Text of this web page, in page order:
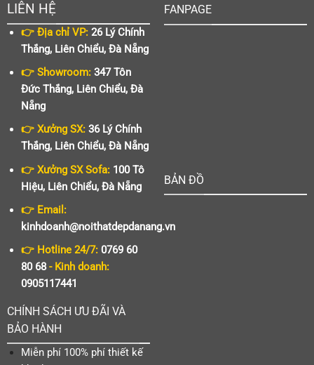
LIÊN HỆ
👉 Địa chỉ VP:26 Lý Chính
Thắng, Liên Chiểu, Đà Nẵng
👉 Showroom:347 Tôn
Đức Thắng, Liên Chiểu, Đà
Nẵng
👉 Xưởng SX:36 Lý Chính
Thắng, Liên Chiểu, Đà Nẵng
👉 Xưởng SX Sofa:100 Tô
Hiệu, Liên Chiểu, Đà Nẵng
👉 Email:
kinhdoanh@noithatdepdanang.vn
👉 Hotline 24/7:0769 60
80 68- Kinh doanh:
0905117441
CHÍNH SÁCH ƯU ĐÃI VÀ
BẢO HÀNH
Miễn phí 100% phí thiết kế
FANPAGE
BẢN ĐỒ